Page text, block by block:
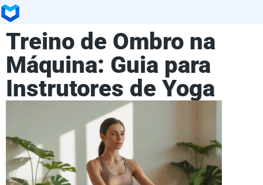
Treino de Ombro na
Máquina: Guia para
Instrutores de Yoga